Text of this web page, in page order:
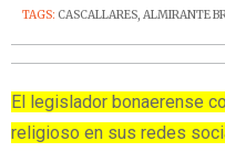
TAGS: CASCALLARES, ALMIRANTE
El legislador bonaerense
religioso en sus redes